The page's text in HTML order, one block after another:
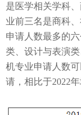
是医学相关学科
业前三名是商科
申请人数最多的
类、设计与表演
机专业申请人数
请， 相比于2022